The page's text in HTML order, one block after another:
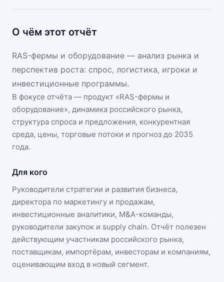
О чём этот отчёт
RAS-фермы и оборудование — анализ рынка и
перспектив роста: спрос, логистика, игроки и
инвестиционные программы.
В фокусе отчёта — продукт «RAS-фермы и
оборудование», динамика российского рынка,
структура спроса и предложения, конкурентная
среда, цены, торговые потоки и прогноз до 2035
года.
Для кого
Руководители стратегии и развития бизнеса,
директора по маркетингу и продажам,
инвестиционные аналитики, M&A-команды,
руководители закупок и supply chain. Отчёт полезен
действующим участникам российского рынка,
поставщикам, импортёрам, инвесторам и компаниям,
оценивающим вход в новый сегмент.